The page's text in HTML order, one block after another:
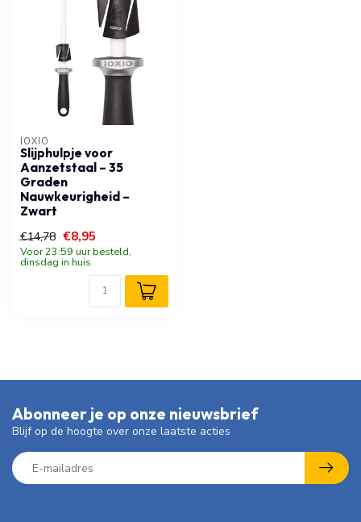
IOXIO
Slijphulpje voor
Aanzetstaal – 35
Graden
Nauwkeurigheid –
Zwart
€14,78 €8,95
Voor 23:59 uur besteld,
dinsdag in huis
Abonneer je op onze nieuwsbrief
Blijf op de hoogte over onze laatste acties